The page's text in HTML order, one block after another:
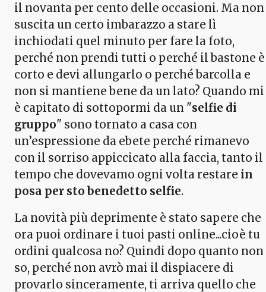
il novanta per cento delle occasioni. Ma non
suscita un certo imbarazzo a stare lì
inchiodati quel minuto per fare la foto,
perché non prendi tutti o perché il bastone è
corto e devi allungarlo o perché barcolla e
non si mantiene bene da un lato? Quando mi
è capitato di sottopormi da un "selfie di
gruppo" sono tornato a casa con
un’espressione da ebete perché rimanevo
con il sorriso appiccicato alla faccia, tanto il
tempo che dovevamo ogni volta restare in
posa per sto benedetto selfie.
La novità più deprimente è stato sapere che
ora puoi ordinare i tuoi pasti online...cioè tu
ordini qualcosa no? Quindi dopo quanto non
so, perché non avrò mai il dispiacere di
provarlo sinceramente, ti arriva quello che